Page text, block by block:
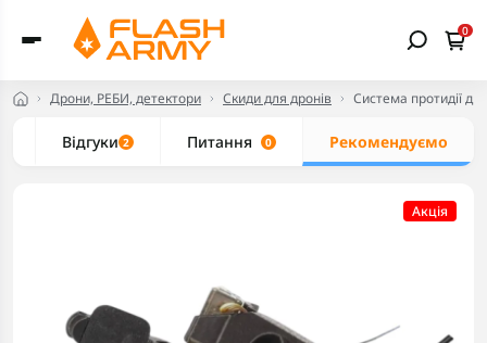
0
Дрони, РЕБИ, детектори Скиди для дронів Система протидії
Відгуки 2 Питання 0 Рекомендуємо
Акцiя